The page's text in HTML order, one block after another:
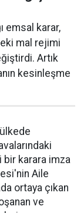
emsal karar,
mal rejimi
Artık
kesinleşme
bir karara imza
Aile
ortaya çıkan
ve